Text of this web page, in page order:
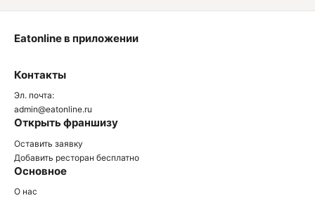
Войти
Контакты
Эл. почта:
admin@eatonline.ru
Открыть франшизу
Оставить заявку
Добавить ресторан бесплатно
Основное
О нас
Eatonline в приложении